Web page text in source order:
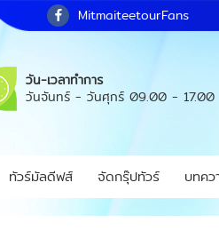
MitmaiteetourFans
วัน-เวลาทำการ
วันจันทร์ - วันศุกร์ 09.00 - 17.00
ทัวร์มัลดีฟส์ จัดกรุ๊ปทัวร์ บทคว